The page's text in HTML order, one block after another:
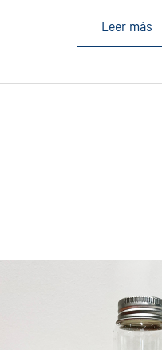
Leer más